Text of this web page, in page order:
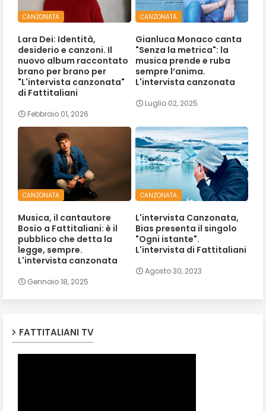
CANZONATA
Lara Dei: Identità,
desiderio e canzoni. Il
nuovo album raccontato
brano per brano per
"L'intervista canzonata"
di Fattitaliani
Febbraio 01, 2026
CANZONATA
Gianluca Monaco canta
"Senza la metrica": la
musica prende e ruba
sempre l’anima.
L'intervista canzonata
Luglio 02, 2025
CANZONATA
Musica, il cantautore
Bosio a Fattitaliani: è il
pubblico che detta la
legge, sempre.
L'intervista canzonata
Gennaio 18, 2025
CANZONATA
L'intervista Canzonata,
Bias presenta il singolo
"Ogni istante".
L'intervista di Fattitaliani
Agosto 30, 2023
FATTITALIANI TV